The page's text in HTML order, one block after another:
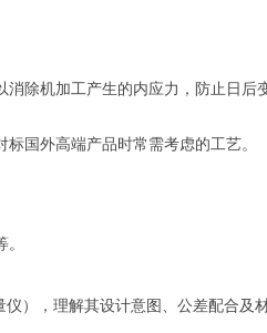
消除机加工产生的内应力，防止日后
国外高端产品时常需考虑的工艺。
仪），理解其设计意图、公差配合